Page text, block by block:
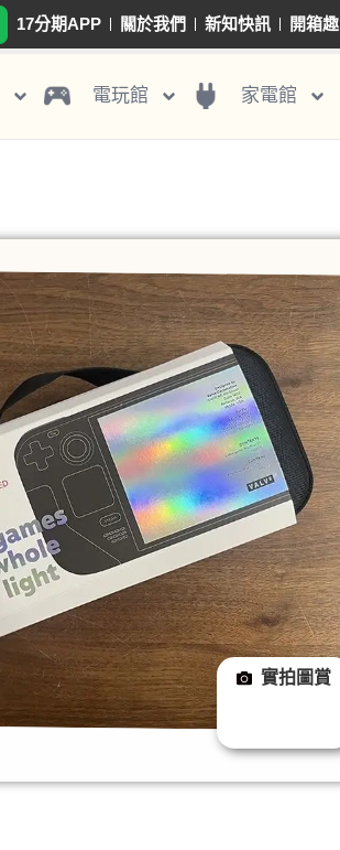
17分期APP 關於我們 新知快訊 開箱趣
電玩館 家電館
實拍圖賞